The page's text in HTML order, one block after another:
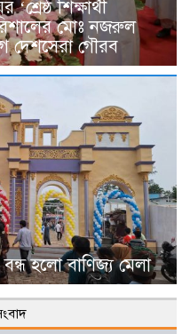
শিক্ষার্থী
মোঃ নজরুল
দেশসেরা গৌরব
হলো বাণিজ্য মেলা